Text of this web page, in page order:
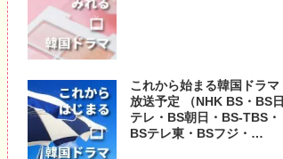
これから始まる韓国ドラマ
放送予定 （NHK BS・BS日
テレ・BS朝日・BS-TBS・
BSテレ東・BSフジ・